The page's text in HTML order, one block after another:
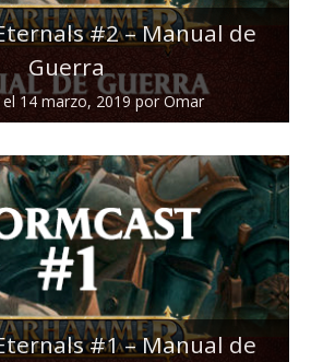
#2 – Manual de
Guerra
14 marzo, 2019 porOmar
#1 – Manual de